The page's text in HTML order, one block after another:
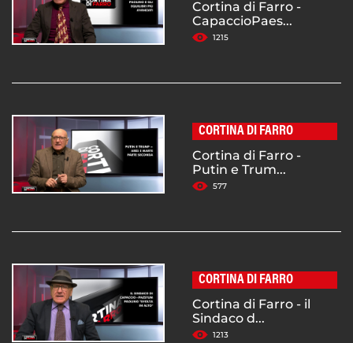
Cortina di Farro -
CapaccioPaes...
1215
CORTINA DI FARRO
Cortina di Farro -
Putin e Trum...
577
CORTINA DI FARRO
Cortina di Farro - il
Sindaco d...
1213